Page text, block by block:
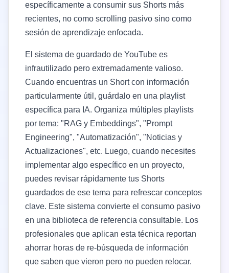
específicamente a consumir sus Shorts más
recientes, no como scrolling pasivo sino como
sesión de aprendizaje enfocada.
El sistema de guardado de YouTube es
infrautilizado pero extremadamente valioso.
Cuando encuentras un Short con información
particularmente útil, guárdalo en una playlist
específica para IA. Organiza múltiples playlists
por tema: "RAG y Embeddings", "Prompt
Engineering", "Automatización", "Noticias y
Actualizaciones", etc. Luego, cuando necesites
implementar algo específico en un proyecto,
puedes revisar rápidamente tus Shorts
guardados de ese tema para refrescar conceptos
clave. Este sistema convierte el consumo pasivo
en una biblioteca de referencia consultable. Los
profesionales que aplican esta técnica reportan
ahorrar horas de re-búsqueda de información
que saben que vieron pero no pueden relocar.